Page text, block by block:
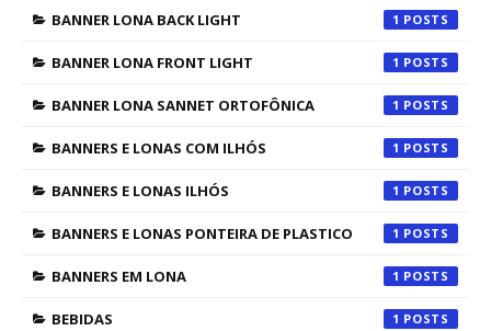
BANNER LONA BACK LIGHT 1
BANNER LONA FRONT LIGHT 1
BANNER LONA SANNET ORTOFÔNICA 1
BANNERS E LONAS COM ILHÓS 1
BANNERS E LONAS ILHÓS 1
BANNERS E LONAS PONTEIRA DE PLASTICO 1
BANNERS EM LONA 1
BEBIDAS 1